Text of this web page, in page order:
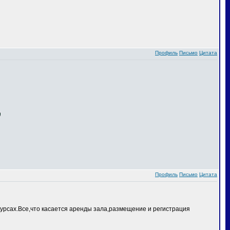
Профиль Письмо Цитата
Профиль Письмо Цитата
касается аренды зала,размещение и регистрация